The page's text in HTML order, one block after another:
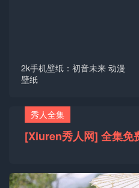
2k手机壁纸：初音未来 动漫
壁纸
秀人全集
[Xiuren秀人网] 全集免